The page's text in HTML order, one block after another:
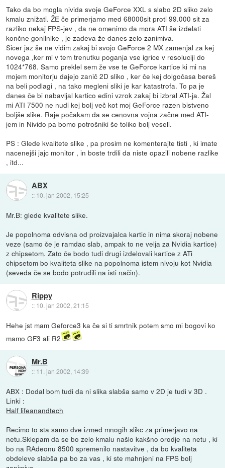
Tako da bo mogla nivida svoje GeForce XXL s slabo 2D sliko zelo
kmalu znižati. ŽE če primerjamo med 68000sit proti 99.000 sit za
razliko nekaj FPS-jev , da ne omenimo da mora ATI še izdelati
končne gonilnike , je zadeva že danes zelo zanimiva.
Sicer jaz še ne vidim zakaj bi svojo GeForce 2 MX zamenjal za kej
novega ,ker mi v tem trenutku poganja vse igrice v resoluciji do
1024*768. Samo preklel sem že vse te GeForce kartice ki mi na
mojem monitorju dajejo zanič 2D sliko , ker če kej dolgočasa bereš
na beli podlagi , na tako megleni sliki je kar katastrofa. To pa je
danes če bi nabavljal kartico edini vzrok zakaj bi izbral ATI-ja. Žal
mi ATI 7500 ne nudi kej bolj več kot moj GeForce razen bistveno
boljše slike. Raje počakam da se cenovna vojna začne med ATI-
jem in Nivido pa bomo potrošniki še toliko bolj veseli.
PS : Glede kvalitete slike , pa prosim ne komenterajte tisti , ki imate
nacenejši jajc monitor , in boste trdili da niste opazili nobene razlike
, itd...
ABX
:: 10. jan 2002, 15:25
Mr.B: glede kvalitete slike.
Je popolnoma odvisna od proizvajalca kartic in nima skoraj nobene
veze (samo če je ramdac slab, ampak to ne velja za Nvidia kartice)
z chipsetom. Zato če bodo tudi drugi izdelovali kartice z ATi
chipsetom bo kvaliteta slike na popolnoma istem nivoju kot Nvidia
(seveda če se bodo potrudili na isti način).
Rippy
:: 10. jan 2002, 21:15
Hehe jst mam Geforce3 ka če si ti smrtnik potem smo mi bogovi ko
mamo GF3 ali R2
Mr.B
:: 11. jan 2002, 14:39
ABX : Dodal bom tudi da ni slika slabša samo v 2D je tudi v 3D .
Linki :
Half lifeanandtech
Recimo to sta samo dve izmed mnogih slikc za primerjavo na
netu.Sklepam da se bo zelo kmalu našlo kakšno orodje na netu , ki
bo na RAdeonu 8500 spremenilo nastavitve , da bo kvaliteta
obdeleve slabša pa bo za vas , ki ste mahnjeni na FPS bolj